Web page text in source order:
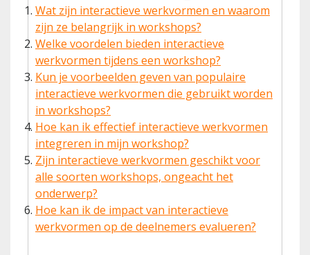
Wat zijn interactieve werkvormen en waarom
zijn ze belangrijk in workshops?
Welke voordelen bieden interactieve
werkvormen tijdens een workshop?
Kun je voorbeelden geven van populaire
interactieve werkvormen die gebruikt worden
in workshops?
Hoe kan ik effectief interactieve werkvormen
integreren in mijn workshop?
Zijn interactieve werkvormen geschikt voor
alle soorten workshops, ongeacht het
onderwerp?
Hoe kan ik de impact van interactieve
werkvormen op de deelnemers evalueren?